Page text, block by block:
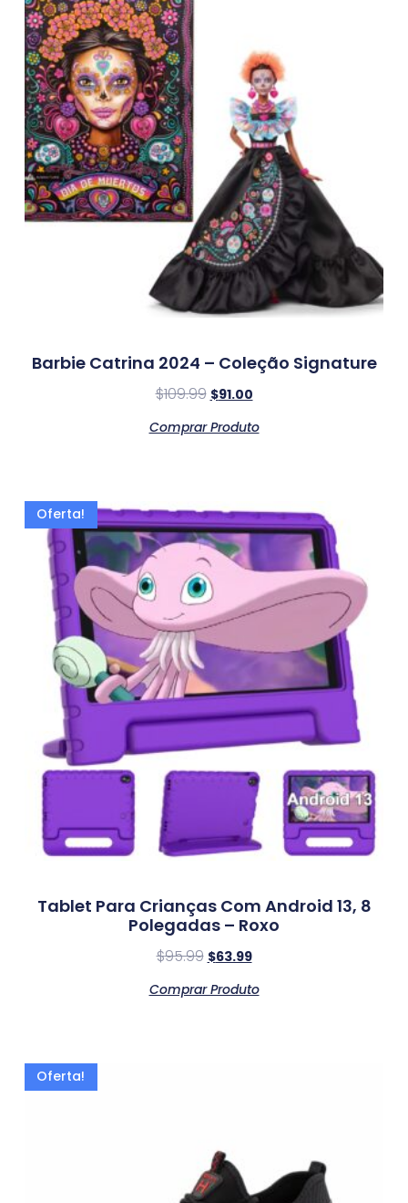
Barbie Catrina 2024 – Coleção Signature
$109.99 $91.00
Comprar Produto
Oferta!
Tablet Para Crianças Com Android 13, 8
Polegadas – Roxo
$95.99 $63.99
Comprar Produto
Oferta!